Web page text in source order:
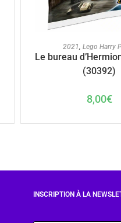
AJOUTER AU
2021, Lego Harry
Le bureau
(30392)
8,00€
INSCRIPTION À LA